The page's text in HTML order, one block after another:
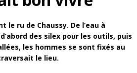
ACTUALITÉS DE LA COMMUNE
le ru de Chaussy. De l’eau à
des silex pour les outils, puis
les hommes se sont fixés au
le lieu.